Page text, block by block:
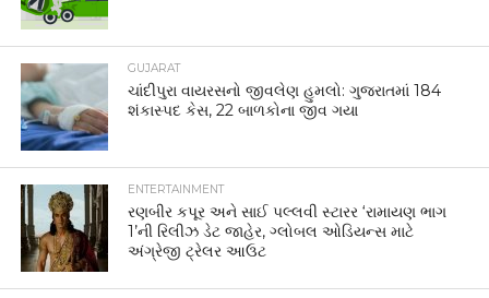
GUJARAT
ચાંદીપુરા વાયરસનો જીવલેણ હુમલો: ગુજરાતમાં 184
શંકાસ્પદ કેસ, 22 બાળકોના જીવ ગયા
ENTERTAINMENT
રણબીર કપૂર અને સાઈ પલ્લવી સ્ટારર ‘રામાયણ ભાગ
1’ની રિલીઝ ડેટ જાહેર, ગ્લોબલ ઓડિયન્સ માટે
અંગ્રેજી ટ્રેલર આઉટ